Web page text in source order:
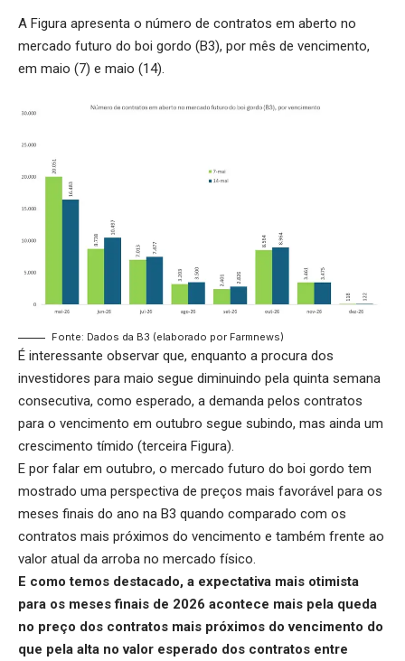
A Figura apresenta o número de contratos em aberto no
mercado futuro do boi gordo (B3), por mês de vencimento,
em maio (7) e maio (14).
Fonte: Dados da B3 (elaborado por Farmnews)
É interessante observar que, enquanto a procura dos
investidores para maio segue diminuindo pela quinta semana
consecutiva, como esperado, a demanda pelos contratos
para o vencimento em outubro segue subindo, mas ainda um
crescimento tímido (terceira Figura).
E por falar em outubro, o mercado futuro do boi gordo tem
mostrado uma perspectiva de preços mais favorável para os
meses finais do ano na B3 quando comparado com os
contratos mais próximos do vencimento e também frente ao
valor atual da arroba no mercado físico.
E como temos destacado, a expectativa mais otimista
para os meses finais de 2026 acontece mais pela queda
no preço dos contratos mais próximos do vencimento do
que pela alta no valor esperado dos contratos entre